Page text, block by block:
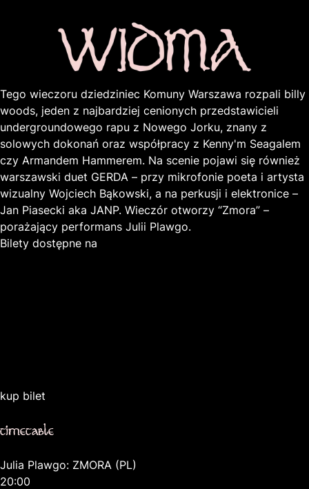
Tego wieczoru dziedziniec Komuny Warszawa rozpali billy
woods, jeden z najbardziej cenionych przedstawicieli
undergroundowego rapu z Nowego Jorku, znany z
solowych dokonań oraz współpracy z Kenny'm Seagalem
czy Armandem Hammerem. Na scenie pojawi się również
warszawski duet GERDA – przy mikrofonie poeta i artysta
wizualny Wojciech Bąkowski, a na perkusji i elektronice –
Jan Piasecki aka JANP. Wieczór otworzy “Zmora” –
porażający performans Julii Plawgo.
Bilety dostępne na
kup bilet
timetable
Julia Plawgo: ZMORA (PL)
20:00